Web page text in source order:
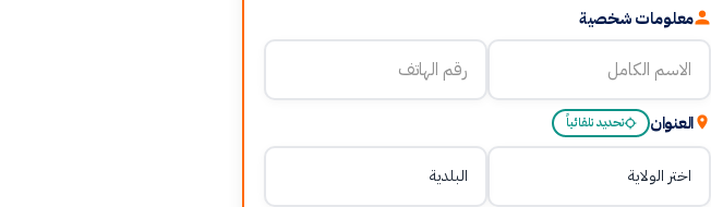
معلومات شخصية
العنوان تحديد تلقائياً